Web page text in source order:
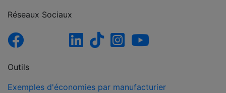
Réseaux Sociaux
Outils
Exemples d'économies par manufacturier